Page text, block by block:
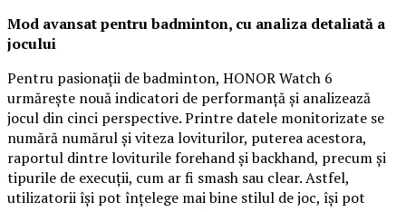
Mod avansat pentru badminton, cu analiza detaliată a
jocului
Pentru pasionații de badminton, HONOR Watch 6
urmărește nouă indicatori de performanță și analizează
jocul din cinci perspective. Printre datele monitorizate se
numără numărul și viteza loviturilor, puterea acestora,
raportul dintre loviturile forehand și backhand, precum și
tipurile de execuții, cum ar fi smash sau clear. Astfel,
utilizatorii își pot înțelege mai bine stilul de joc, își pot